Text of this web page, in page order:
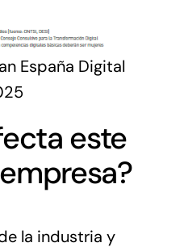
España Digital
este
la industria y